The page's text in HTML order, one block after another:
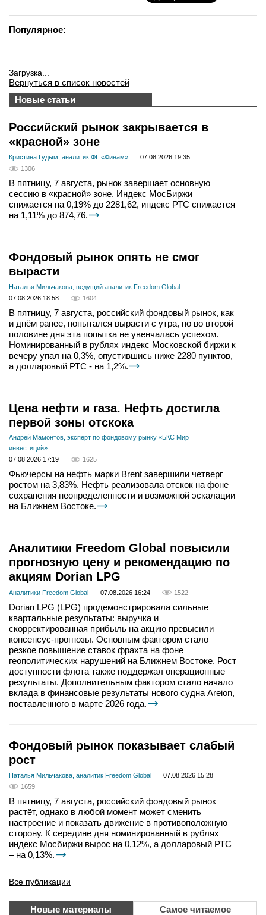
Популярное:
Загрузка...
Вернуться в список новостей
Новые статьи
Российский рынок закрывается в
«красной» зоне
Кристина Гудым, аналитик ФГ «Финам»
07.08.2026 19:35
1306
В пятницу, 7 августа, рынок завершает основную
сессию в «красной» зоне. Индекс МосБиржи
снижается на 0,19% до 2281,62, индекс РТС снижается
на 1,11% до 874,76.
Фондовый рынок опять не смог
вырасти
Наталья Мильчакова, ведущий аналитик Freedom Global
07.08.2026 18:58
1604
В пятницу, 7 августа, российский фондовый рынок, как
и днём ранее, попытался вырасти с утра, но во второй
половине дня эта попытка не увенчалась успехом.
Номинированный в рублях индекс Московской биржи к
вечеру упал на 0,3%, опустившись ниже 2280 пунктов,
а долларовый РТС - на 1,2%.
Цена нефти и газа. Нефть достигла
первой зоны отскока
Андрей Мамонтов, эксперт по фондовому рынку «БКС Мир
инвестиций»
07.08.2026 17:19
1625
Фьючерсы на нефть марки Brent завершили четверг
ростом на 3,83%. Нефть реализовала отскок на фоне
сохранения неопределенности и возможной эскалации
на Ближнем Востоке.
Аналитики Freedom Global повысили
прогнозную цену и рекомендацию по
акциям Dorian LPG
Аналитики Freedom Global 07.08.2026 16:24 1522
Dorian LPG (LPG) продемонстрировала сильные
квартальные результаты: выручка и
скорректированная прибыль на акцию превысили
консенсус-прогнозы. Основным фактором стало
резкое повышение ставок фрахта на фоне
геополитических нарушений на Ближнем Востоке. Рост
доступности флота также поддержал операционные
результаты. Дополнительным фактором стало начало
вклада в финансовые результаты нового судна Areion,
поставленного в марте 2026 года.
Фондовый рынок показывает слабый
рост
Наталья Мильчакова, аналитик Freedom Global
07.08.2026 15:28
1659
В пятницу, 7 августа, российский фондовый рынок
растёт, однако в любой момент может сменить
настроение и показать движение в противоположную
сторону. К середине дня номинированный в рублях
индекс Мосбиржи вырос на 0,12%, а долларовый РТС
– на 0,13%.
Все публикации
Новые материалы Самое читаемое